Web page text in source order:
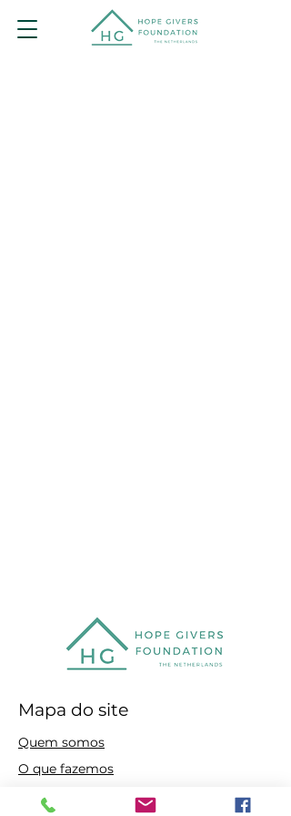
Mapa do site
Quem somos
O que fazemos
Blog